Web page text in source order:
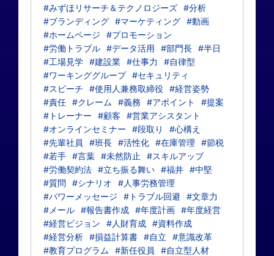
#みずほリサーチ＆テクノロジーズ #分析
#ブランディング #マーケティング #動画
#ホームページ
#プロモーション
#労働トラブル #データ活用 #部門長 #半日
#工場見学 #建設業 #仕事力
#自律型
#ワーキンググループ #セキュリティ
#スピーチ
#使用人兼務取締役 #経営姿勢
#責任 #クレーム #義務 #アポイント
#提案
#トレーナー
#顧客
#営業アシスタント
#オンラインセミナー
#段取り
#心構え
#先輩社員
#班長 #活性化 #在庫管理
#節税
#若手 #言葉 #未然防止
#スキルアップ
#労働契約法 #立ち振る舞い #福井 #中堅
#質問
#シナリオ
#人事労務管理
#パワーメッセージ
#トラブル回避
#文章力
#メール #報告書作成 #年度計画 #年度経営
#経営ビジョン
#人財育成 #資料作成
#経営分析 #損益計算書 #自立
#意識改革
#教育プログラム
#新任役員
#自立型人材